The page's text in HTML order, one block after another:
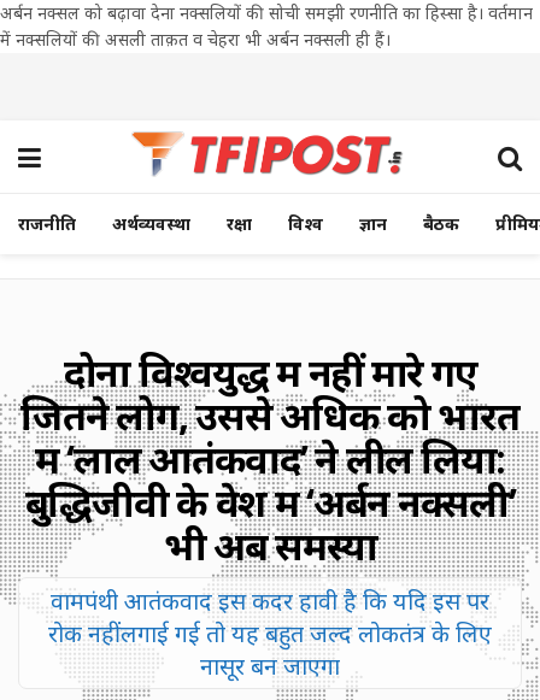
अर्बन नक्सल को बढ़ावा देना नक्सलियों की सोची समझी रणनीति का हिस्सा है। वर्तमान
में नक्सलियों की असली ताक़त व चेहरा भी अर्बन नक्सली ही हैं।
राजनीति अर्थव्यवस्था रक्षा विश्व ज्ञान बैठक
दोनों विश्वयुद्ध में नहीं मारे गए
जितने लोग, उससे अधिक को भारत
में ‘लाल आतंकवाद’ ने लील लिया:
बुद्धिजीवी के वेश में ‘अर्बन नक्सली’
भी अब समस्या
वामपंथी आतंकवाद इस कदर हावी है कि यदि इस पर
रोक नहीं लगाई गई तो यह बहुत जल्द लोकतंत्र के लिए
नासूर बन जाएगा